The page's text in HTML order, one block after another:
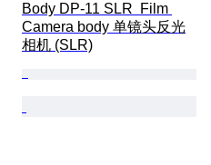
Body DP-11 SLR  Film
Camera body 单镜头反光
相机 (SLR)